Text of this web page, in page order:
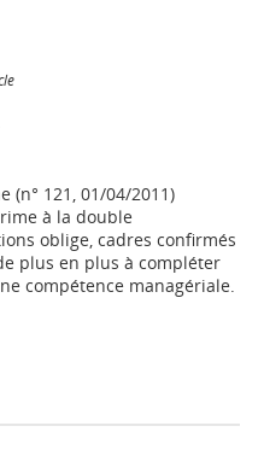
(n° 121, 01/04/2011)
à la double
oblige, cadres confirmés
plus en plus à compléter
compétence managériale.